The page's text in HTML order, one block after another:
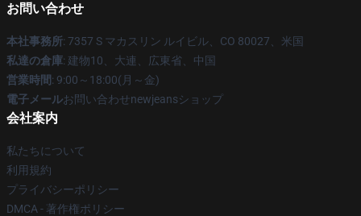
お問い合わせ
本社事務所: 7357 S マカスリン ルイビル、CO 80027、米国
私達の倉庫: 建物10、大連、広東省、中国
営業時間: 9:00～18:00(月～金)
電子メールお問い合わせnewjeansショップ
会社案内
私たちについて
利用規約
プライバシーポリシー
DMCA - 著作権ポリシー